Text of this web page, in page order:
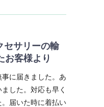
セサリーの輸
お客様より
に届きました。あ
した。対応も早く
届いた時に着払い